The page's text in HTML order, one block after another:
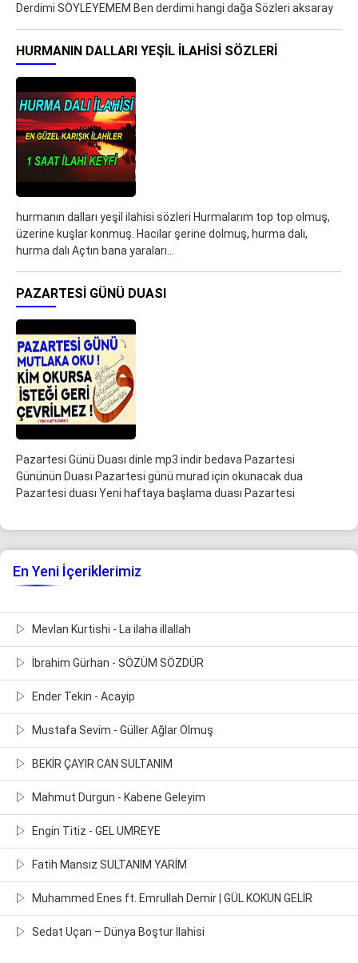
Derdimi SÖYLEYEMEM Ben derdimi hangi dağa Sözleri aksaray
HURMANIN DALLARI YEŞIL ILAHISI SÖZLERI
hurmanın dalları yeşil ilahisi sözleri Hurmalarım top top olmuş,
üzerine kuşlar konmuş. Hacılar şerine dolmuş, hurma dalı,
hurma dalı Açtın bana yaraları…
PAZARTESI GÜNÜ DUASI
Pazartesi Günü Duası dinle mp3 indir bedava Pazartesi
Gününün Duası Pazartesi günü murad için okunacak dua
Pazartesi duası Yeni haftaya başlama duası Pazartesi
En Yeni İçeriklerimiz
Mevlan Kurtishi - La ilaha illallah
İbrahim Gürhan - SÖZÜM SÖZDÜR
Ender Tekin - Acayip
Mustafa Sevim - Güller Ağlar Olmuş
BEKİR ÇAYIR CAN SULTANIM
Mahmut Durgun - Kabene Geleyim
Engin Titiz - GEL UMREYE
Fatih Mansız SULTANIM YARİM
Muhammed Enes ft. Emrullah Demir | GÜL KOKUN GELİR
Sedat Uçan – Dünya Boştur İlahisi